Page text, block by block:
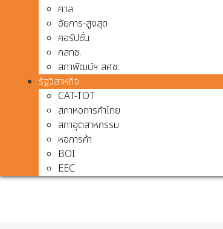
ศาล
อัยการ-สูงสุด
คอรัปชั่น
กสทช.
สภาพัฒน์ฯ สศช.
รัฐวิสาหกิจ
CAT-TOT
สภาหอการค้าไทย
สภาอุตสาหกรรม
หอการค้า
BOI
EEC